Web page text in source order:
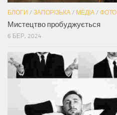
БЛОГИ / ЗАПОРІЗЬКА / МЕДІА / ФОТО
Мистецтво пробуджується
6 БЕР, 2024